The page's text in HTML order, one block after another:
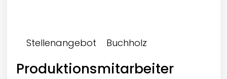
Stellenangebot Buchholz
Produktionsmitarbeiter